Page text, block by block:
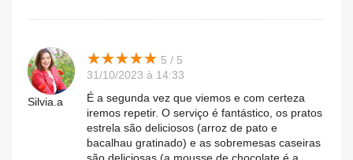
Silvia.a
★★★★★
★★★★★ 5 / 5
31/10/2023 à 14:33
É a segunda vez que viemos e com certeza
iremos repetir. O serviço é fantástico, os pratos
estrela são deliciosos (arroz de pato e
bacalhau gratinado) e as sobremesas caseiras